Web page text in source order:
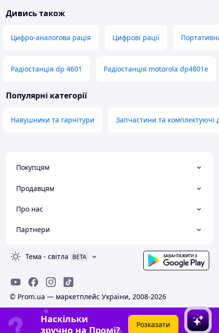
Дивись також
Цифро-аналогова рація Цифрові рації
Радіостанція dp 4601 Радіостанція motorola dp4801e
Популярні категорії
Навушники та гарнітури Запчастини та комплектуючі
Покупцям
Продавцям
Про нас
Партнери
Тема - світла BETA
© Prom.ua — маркетплейс України, 2008-2026
Наскільки
зручно на Промі?
Розказати